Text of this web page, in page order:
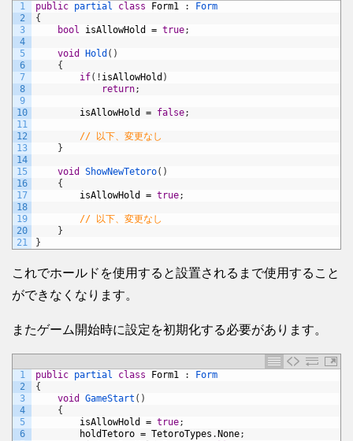
1
2
3
4
5
6
7
8
9
10
11
12
13
14
15
16
17
18
19
20
21
public partial class Form1 :
Form
{
bool
isAllowHold = true;
void Hold ( )
{
if( ! isAllowHold )
return;
isAllowHold = false;
// 以下、変更なし
}
void ShowNewTetoro( )
{
isAllowHold
= true;
// 以下、変更なし
}
}
これでホールドを使用すると設置されるまで使用すること
ができなくなります。
またゲーム開始時に設定を初期化する必要があります。
1
2
3
4
5
6
public partial class Form1 :
Form
{
void
GameStart ( )
{
isAllowHold
= true;
holdTetoro = TetoroTypes . None;